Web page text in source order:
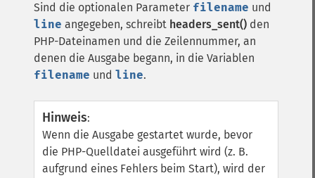
Sind die optionalen Parameter filename und
line angegeben, schreibt headers_sent() den
PHP-Dateinamen und die Zeilennummer, an
denen die Ausgabe begann, in die Variablen
filename und line.
Hinweis:
Wenn die Ausgabe gestartet wurde, bevor
die PHP-Quelldatei ausgeführt wird (z. B.
aufgrund eines Fehlers beim Start), wird der